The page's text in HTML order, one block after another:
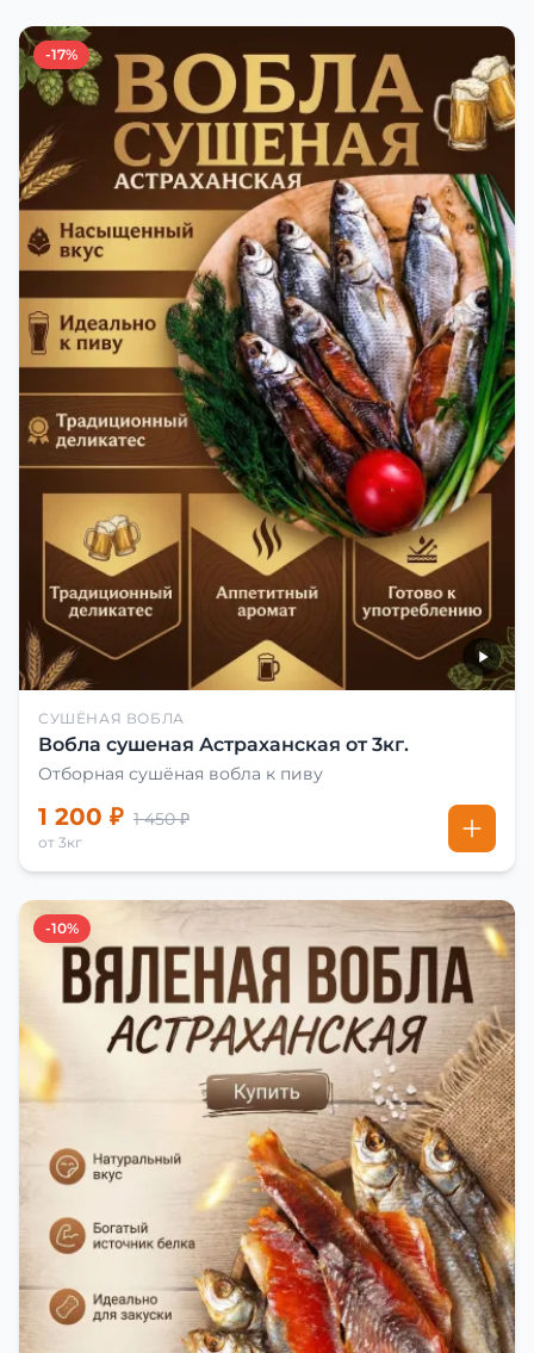
-17%
СУШЁНАЯ ВОБЛА
Вобла сушеная Астраханская от 3кг.
Отборная сушёная вобла к пиву
1 200 ₽ 1 450 ₽
от 3кг
-10%